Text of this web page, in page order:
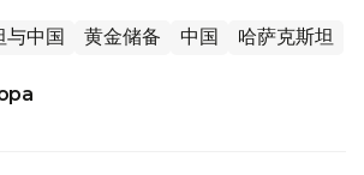
与中国 黄金储备 中国 哈萨克斯坦